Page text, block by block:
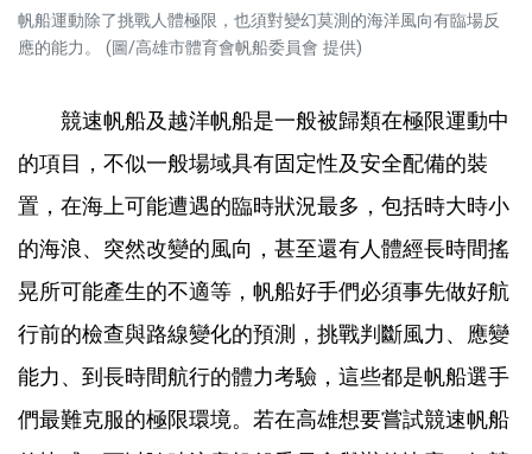
帆船運動除了挑戰人體極限，也須對變幻莫測的海洋風向有臨場反
應的能力。 (圖/高雄市體育會帆船委員會 提供)
競速帆船及越洋帆船是一般被歸類在極限運動中
的項目，不似一般場域具有固定性及安全配備的裝
置，在海上可能遭遇的臨時狀況最多，包括時大時小
的海浪、突然改變的風向，甚至還有人體經長時間搖
晃所可能產生的不適等，帆船好手們必須事先做好航
行前的檢查與路線變化的預測，挑戰判斷風力、應變
能力、到長時間航行的體力考驗，這些都是帆船選手
們最難克服的極限環境。若在高雄想要嘗試競速帆船